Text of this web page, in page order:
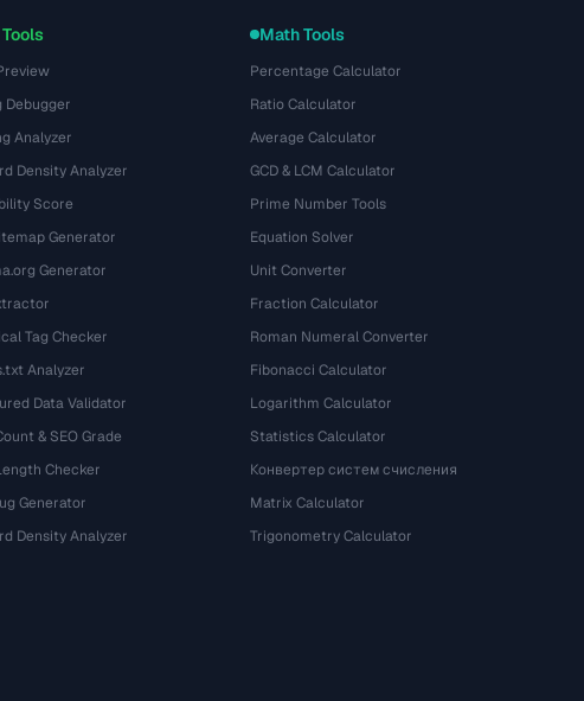
Debugger
Analyzer
Density Analyzer
Score
Generator
Generator
Tag Checker
Analyzer
Data Validator
& SEO Grade
Checker
Generator
Density Analyzer
Math Tools
Percentage Calculator
Ratio Calculator
Average Calculator
GCD & LCM Calculator
Prime Number Tools
Equation Solver
Unit Converter
Fraction Calculator
Roman Numeral Converter
Fibonacci Calculator
Logarithm Calculator
Statistics Calculator
Конвертер систем счисления
Matrix Calculator
Trigonometry Calculator